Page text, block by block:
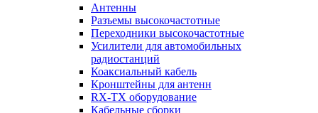
Антенны
Разъемы высокочастотные
Переходники высокочастотные
Усилители для автомобильных
радиостанций
Коаксиальный кабель
Кронштейны для антенн
RX-TX оборудование
Кабельные сборки